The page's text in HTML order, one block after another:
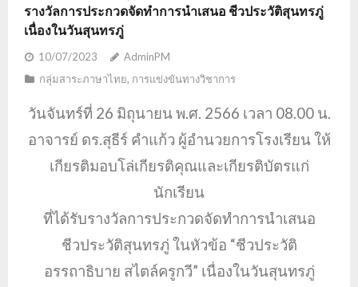
รางวัลการประกวดจัดทำการนำเสนอ ชีวประวัติสุนทรภู่
เนื่องในวันสุนทรภู่
10/07/2023
AdminPM
กลุ่มสาระภาษาไทย, การแข่งขันทางวิชาการ
วันจันทร์ที่ 26 มิถุนายน พ.ศ. 2566 เวลา 08.00 น.
อาจารย์ ดร.สุธีร์ คำแก้ว ผู้อำนวยการโรงเรียน ให้
เกียรติมอบโล่เกียรติคุณและเกียรติบัตรแก่
นักเรียน
ที่ได้รับรางวัลการประกวดจัดทำการนำเสนอ
ชีวประวัติสุนทรภู่ ในหัวข้อ “ชีวประวัติ
อรรถาธิบาย สไตล์ครูกวี” เนื่องในวันสุนทรภู่